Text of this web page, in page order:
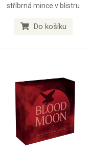
stříbrná mince v blistru
Do košíku